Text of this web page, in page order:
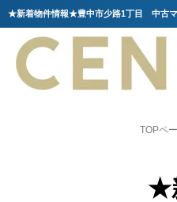
TOPペ
★